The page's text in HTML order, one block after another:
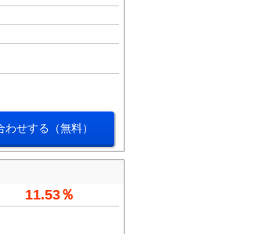
わせする（無料）
11.53％